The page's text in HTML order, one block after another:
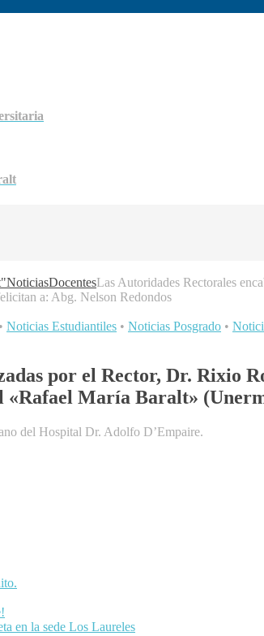
NoticiasDocentesLas Autoridades Rectorales
a: Abg. Nelson Redondos
• Noticias Estudiantiles • Noticias Posgrado •
por el Rector, Dr. Rixio
María Baralt»
del Hospital Dr. Adolfo D’Empaire.
en la sede Los Laureles